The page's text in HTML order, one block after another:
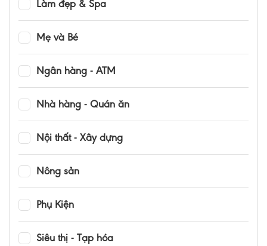
Làm đẹp & Spa
Mẹ và Bé
Ngân hàng - ATM
Nhà hàng - Quán ăn
Nội thất - Xây dựng
Nông sản
Phụ Kiện
Siêu thị - Tạp hóa